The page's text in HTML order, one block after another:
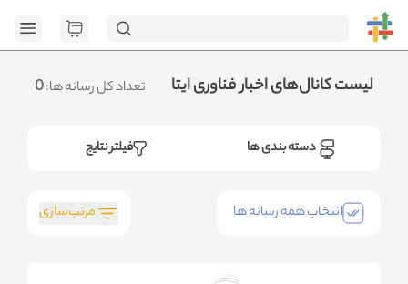
تعداد کل رسانه ها:0 لیست کانال‌های اخبار فناوری ایتا
فیلتر نتایج دسته بندی ها
مرتب‌سازی انتخاب همه رسانه ها
page=1&social=all&sort_field=orders_num&sort_type=desc":
<no response> Failed to fetch
.متوجه شدم